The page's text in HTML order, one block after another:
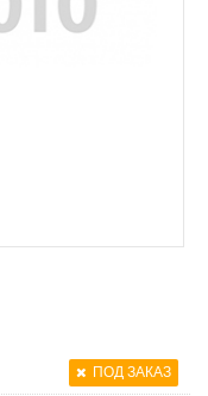
ПОД ЗАКАЗ